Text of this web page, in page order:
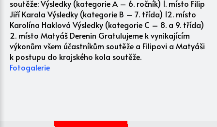
soutěže: Výsledky (kategorie A – 6. ročník) 1. místo Filip
Jiří Karala Výsledky (kategorie B – 7. třída) 12. místo
Karolína Haklová Výsledky (kategorie C – 8. a 9. třída)
2. místo Matyáš Derenin Gratulujeme k vynikajícím
výkonům všem účastníkům soutěže a Filipovi a Matyáši
k postupu do krajského kola soutěže.
Fotogalerie